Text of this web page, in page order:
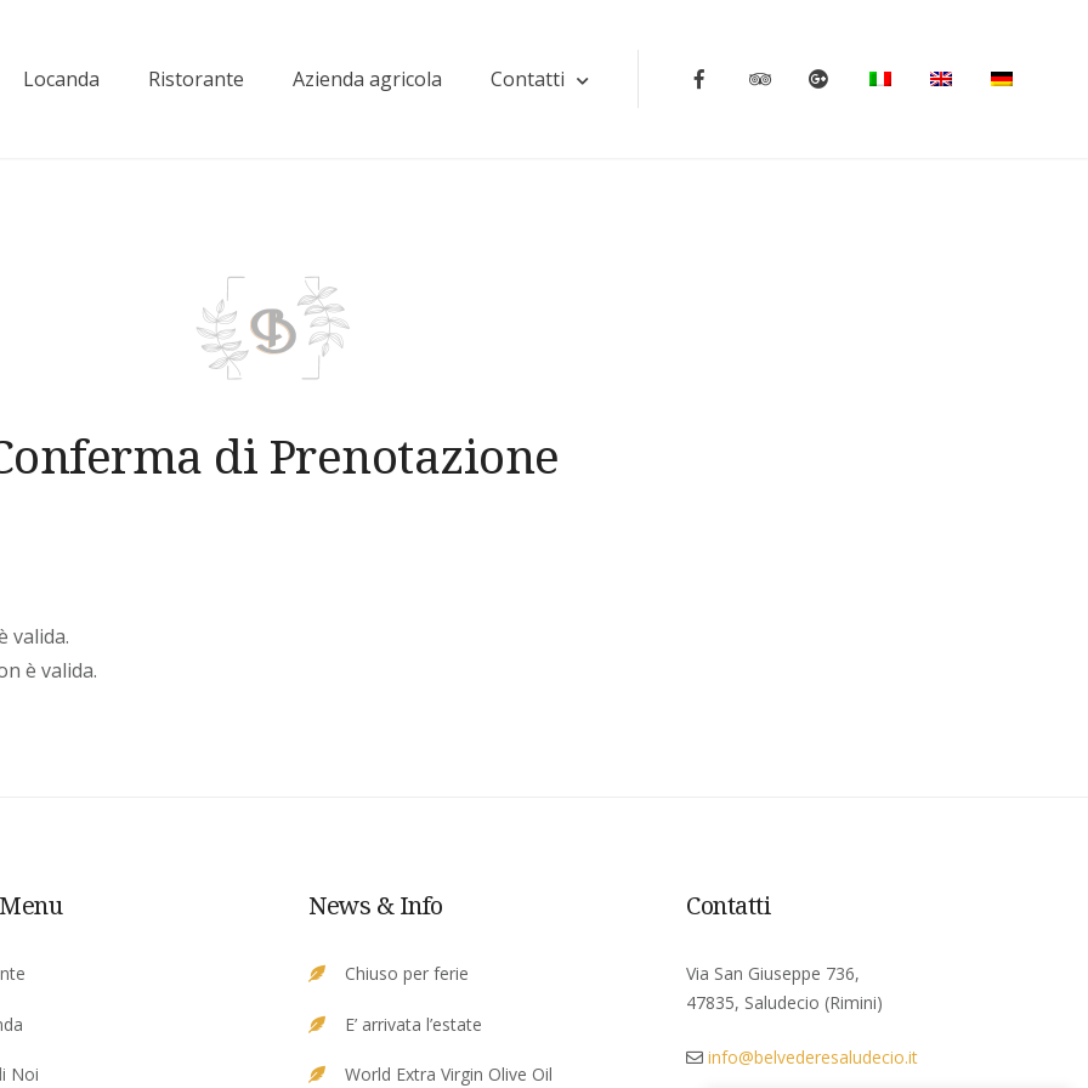
Locanda Ristorante Azienda agricola Contatti Facebook Tripadvisor
di Prenotazione
valida.
è valida.
Noi
News & Info
Chiuso per ferie
E’ arrivata l’estate
World Extra Virgin Olive Oil
Contatti
Via San Giuseppe 736,
47835, Saludecio (Rimini)
info@belvederesaludecio.it